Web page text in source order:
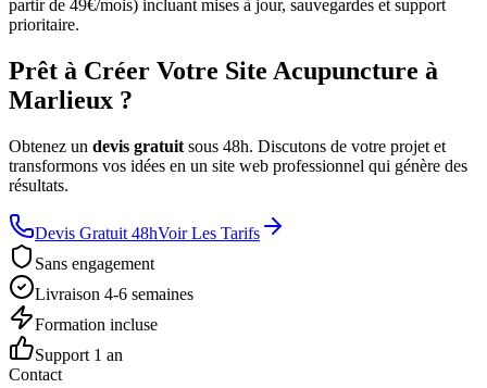
partir de 49€/mois) incluant mises à jour, sauvegardes et support
prioritaire.
Prêt à Créer Votre Site Acupuncture à
Marlieux ?
Obtenez un devis gratuit sous 48h. Discutons de votre projet et
transformons vos idées en un site web professionnel qui génère des
résultats.
Devis Gratuit 48hVoir Les Tarifs
Sans engagement
Livraison 4-6 semaines
Formation incluse
Support 1 an
Contact